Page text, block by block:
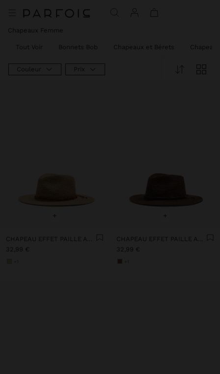
Chapeaux Femme
Tout Voir Bonnets Bob Chapeaux et Bérets
Couleur Prix
+
CHAPEAU EFFET PAILLE AVEC CEINTURE DE PERLES
32,99 €
+
CHAPEAU EFFET PAILLE AVEC CEINTURE DE PERLES
32,99 €